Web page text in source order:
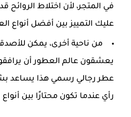
في المتجر، لأن اختلاط
عليك التمييز بين أفضل أنواع
من ناحية أخرى، يمكن
يعشقون عالم العطور أن
عطر رجالي رسمي هذا يساعد
رأي عندما تكون محتارًا بين